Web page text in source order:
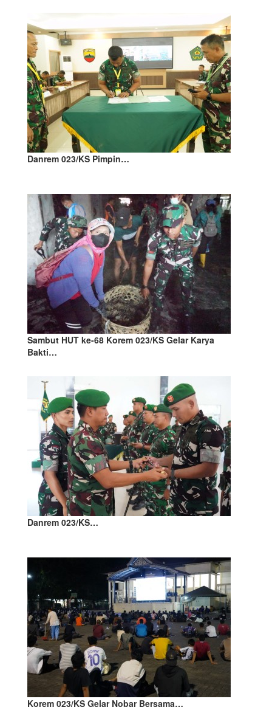
Danrem 023/KS Pimpin…
Sambut HUT ke-68 Korem 023/KS Gelar Karya
Bakti…
Danrem 023/KS…
Korem 023/KS Gelar Nobar Bersama…